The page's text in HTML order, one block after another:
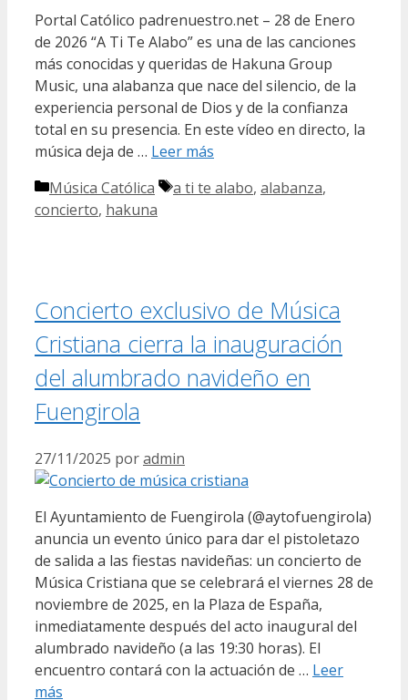
Portal Católico padrenuestro.net – 28 de Enero
de 2026 “A Ti Te Alabo” es una de las canciones
más conocidas y queridas de Hakuna Group
Music, una alabanza que nace del silencio, de la
experiencia personal de Dios y de la confianza
total en su presencia. En este vídeo en directo, la
música deja de … Leer más
Categorías
Música Católica Etiquetas
a ti te alabo, alabanza,
concierto, hakuna
Concierto exclusivo de Música
Cristiana cierra la inauguración
del alumbrado navideño en
Fuengirola
27/11/2025 poradmin
El Ayuntamiento de Fuengirola (@aytofuengirola)
anuncia un evento único para dar el pistoletazo
de salida a las fiestas navideñas: un concierto de
Música Cristiana que se celebrará el viernes 28 de
noviembre de 2025, en la Plaza de España,
inmediatamente después del acto inaugural del
alumbrado navideño (a las 19:30 horas). El
encuentro contará con la actuación de … Leer
más